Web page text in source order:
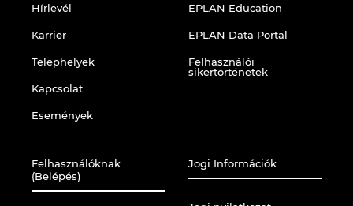
Hírlevél
Karrier
Telephelyek
Kapcsolat
Események
EPLAN Education
EPLAN Data Portal
Felhasználói
sikertörténetek
Felhasználóknak
(Belépés)
Jogi Információk